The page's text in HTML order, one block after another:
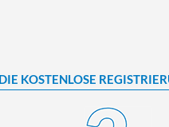
KOSTENLOSE